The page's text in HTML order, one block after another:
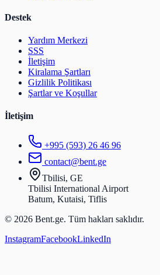
Destek
Yardım Merkezi
SSS
İletişim
Kiralama Şartları
Gizlilik Politikası
Şartlar ve Koşullar
İletişim
+995 (593) 26 46 96
contact@bent.ge
Tbilisi, GE
Tbilisi International Airport
Batum, Kutaisi, Tiflis
© 2026 Bent.ge. Tüm hakları saklıdır.
InstagramFacebookLinkedIn